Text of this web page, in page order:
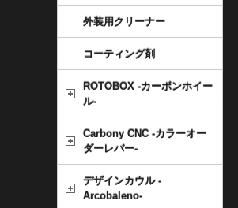
外装用クリーナー
コーティング剤
ROTOBOX -カーボンホイー
ル-
Carbony CNC -カラーオー
ダーレバー-
デザインカウル -
Arcobaleno-